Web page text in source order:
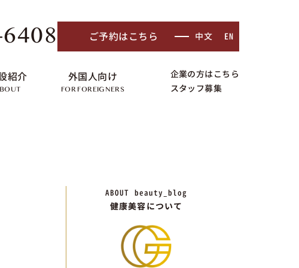
ご予約はこちら 中文 EN
紹介 外国人向け
FOR FOREIGNERS
企業の方はこちら
スタッフ募集
ABOUT beauty_blog
健康美容について